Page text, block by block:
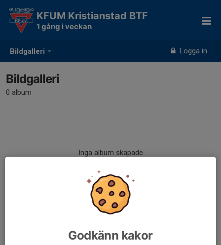
Bildgalleri Logga in
KFUM Kristianstad BTF
1 gång i veckan
Bildgalleri
0 album
Inga album skapade
Godkänn kakor